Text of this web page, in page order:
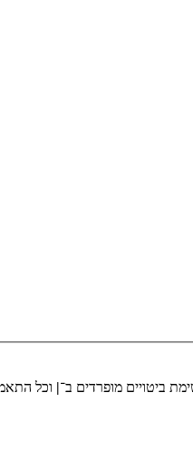
ביטויים מופרדים ב־| וכל